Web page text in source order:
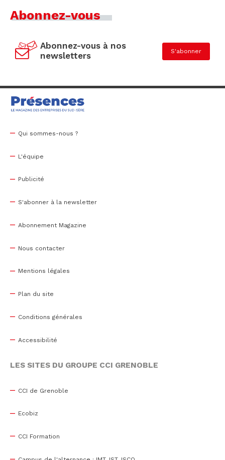
Abonnez-vous
Abonnez-vous à nos
newsletters
S'abonner
Qui sommes-nous ?
L'équipe
Publicité
S'abonner à la newsletter
Abonnement Magazine
Nous contacter
Mentions légales
Plan du site
Conditions générales
Accessibilité
LES SITES DU GROUPE CCI GRENOBLE
CCI de Grenoble
Ecobiz
CCI Formation